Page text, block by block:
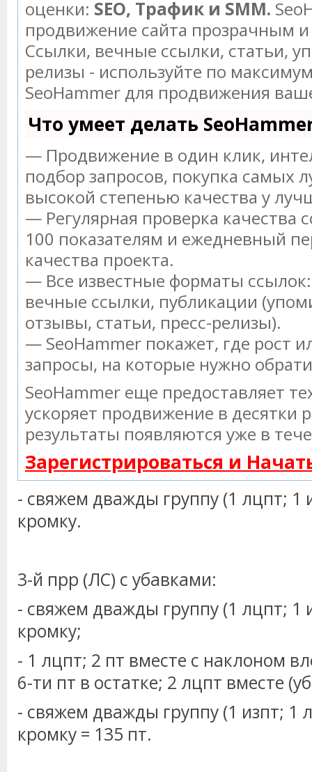
оценки: SEO, Трафик и SMM.
продвижение сайта прозрачным
Ссылки, вечные ссылки, статьи,
релизы - используйте по
SeoHammer для продвижения
Что умеет делать
— Продвижение в один клик,
подбор запросов, покупка самых
высокой степенью качества у
— Регулярная проверка качества
100 показателям и ежедневный
качества проекта.
— Все известные форматы
вечные ссылки, публикации
отзывы, статьи, пресс-релизы).
— SeoHammer покажет, где рост
запросы, на которые нужно
SeoHammer еще предоставляет
ускоряет продвижение в десятки
результаты появляются уже в
Зарегистрироваться и
- свяжем дважды группу (1 лцпт; 1
кромку.
3-й прр (ЛС) с убавками:
- свяжем дважды группу (1 лцпт; 1
кромку;
- 1 лцпт; 2 пт вместе с наклоном
6-ти пт в остатке; 2 лцпт вместе
- свяжем дважды группу (1 изпт; 1
кромку = 135 пт.